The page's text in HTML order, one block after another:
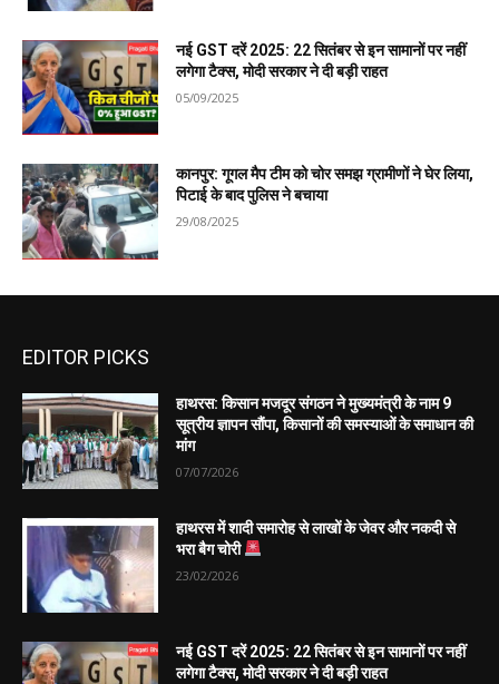
नई GST दरें 2025: 22 सितंबर से इन सामानों पर नहीं
लगेगा टैक्स, मोदी सरकार ने दी बड़ी राहत
05/09/2025
कानपुर: गूगल मैप टीम को चोर समझ ग्रामीणों ने घेर लिया,
पिटाई के बाद पुलिस ने बचाया
29/08/2025
EDITOR PICKS
हाथरस: किसान मजदूर संगठन ने मुख्यमंत्री के नाम 9
सूत्रीय ज्ञापन सौंपा, किसानों की समस्याओं के समाधान की
मांग
07/07/2026
हाथरस में शादी समारोह से लाखों के जेवर और नकदी से
भरा बैग चोरी
23/02/2026
नई GST दरें 2025: 22 सितंबर से इन सामानों पर नहीं
लगेगा टैक्स, मोदी सरकार ने दी बड़ी राहत